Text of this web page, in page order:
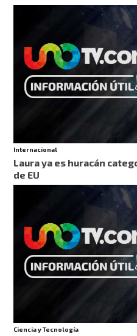
Internacional
Laura ya es huracán
de EU
Ciencia y Tecnología